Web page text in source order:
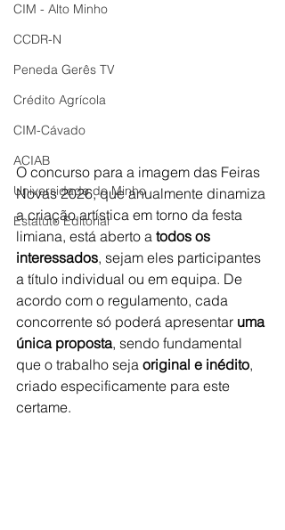
CIM - Alto Minho
CCDR-N
Peneda Gerês TV
Crédito Agrícola
CIM-Cávado
ACIAB
Universidade do Minho
Estatuto Editorial
O concurso para a imagem das Feiras
Novas 2026, que anualmente dinamiza
a criação artística em torno da festa
limiana, está aberto a todos os
interessados, sejam eles participantes
a título individual ou em equipa. De
acordo com o regulamento, cada
concorrente só poderá apresentar uma
única proposta, sendo fundamental
que o trabalho seja original e inédito,
criado especificamente para este
certame.